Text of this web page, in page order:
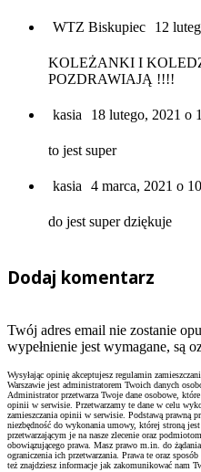
WTZ Biskupiec 12
KOLEŻANKI I
POZDRAWIAJĄ !!!!
kasia 18 lutego, 2021 o
to jest super
kasia 4 marca, 2021 o
do jest super dziękuje
Dodaj komentarz
Twój adres email nie zostanie
wypełnienie jest wymagane, są
Wysyłając opinię akceptujesz regulamin
Warszawie jest administratorem Twoich danych
Administrator przetwarza Twoje dane osobowe,
opinii w serwisie. Przetwarzamy te dane w celu
zamieszczania opinii w serwisie. Podstawą prawną
niezbędność do wykonania umowy, której stroną
przetwarzającym je na nasze zlecenie oraz
obowiązującego prawa. Masz prawo m.in. do
ograniczenia ich przetwarzania. Prawa te oraz
też znajdziesz informacje jak zakomunikować nam